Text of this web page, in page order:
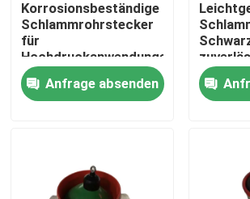
Zu Hause
Über uns
Korrosionsbeständige
Schlammrohrstecker
für
Hochdruckanwendungen
Anfrage absenden